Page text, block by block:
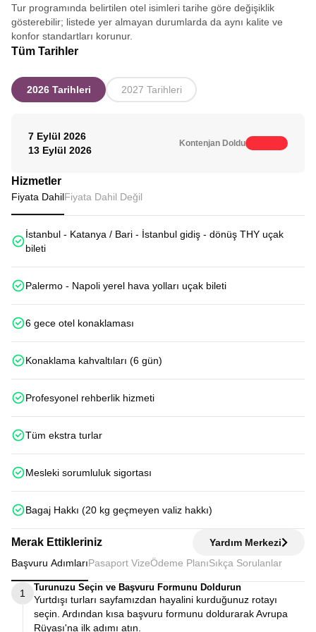
Tur programında belirtilen otel isimleri tarihe göre değişiklik
gösterebilir; listede yer almayan durumlarda da aynı kalite ve
konfor standartları korunur.
Tüm Tarihler
2026 Tarihleri 2027 Tarihleri
7 Eylül 2026
13 Eylül 2026
Kontenjan Doldu
Hizmetler
Fiyata DahilFiyata Dahil Değil
İstanbul - Katanya / Bari - İstanbul gidiş - dönüş THY uçak
bileti
Palermo - Napoli yerel hava yolları uçak bileti
6 gece otel konaklaması
Konaklama kahvaltıları (6 gün)
Profesyonel rehberlik hizmeti
Tüm ekstra turlar
Mesleki sorumluluk sigortası
Bagaj Hakkı (20 kg geçmeyen valiz hakkı)
Merak Ettikleriniz
Yardım Merkezi
Başvuru AdımlarıPasaport VizeÖdeme Planı Sıkça Sorulanlar
1
Turunuzu Seçin ve Başvuru Formunu Doldurun
Yurtdışı turları sayfamızdan hayalini kurduğunuz rotayı
seçin. Ardından kısa başvuru formunu doldurarak Avrupa
Rüyası'na ilk adımı atın.